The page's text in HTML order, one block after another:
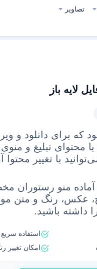
تصاویر
لایه باز
که برای دانلود و
محتوای تبلیغ و
با تغییر
آماده منو
عکس، رنگ و متن
داشته باشید.
استفاده
امکان